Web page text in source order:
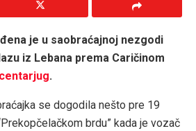
je u saobraćajnoj nezgodi
iz Lebana prema Caričinom
.
se dogodila nešto pre 19
brdu” kada je vozač